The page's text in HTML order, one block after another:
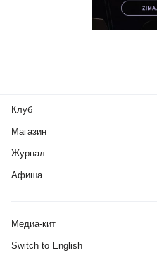
Клуб
Магазин
Журнал
Афиша
Медиа-кит
Switch to English